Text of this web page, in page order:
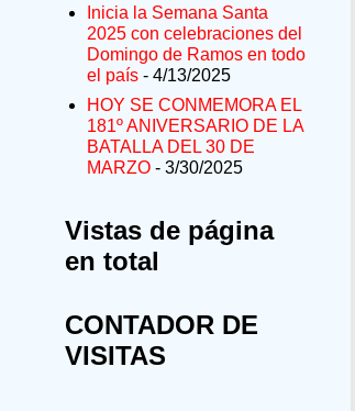
Inicia la Semana Santa
2025 con celebraciones del
Domingo de Ramos en todo
el país - 4/13/2025
HOY SE CONMEMORA EL
181º ANIVERSARIO DE LA
BATALLA DEL 30 DE
MARZO - 3/30/2025
Vistas de página
en total
CONTADOR DE
VISITAS